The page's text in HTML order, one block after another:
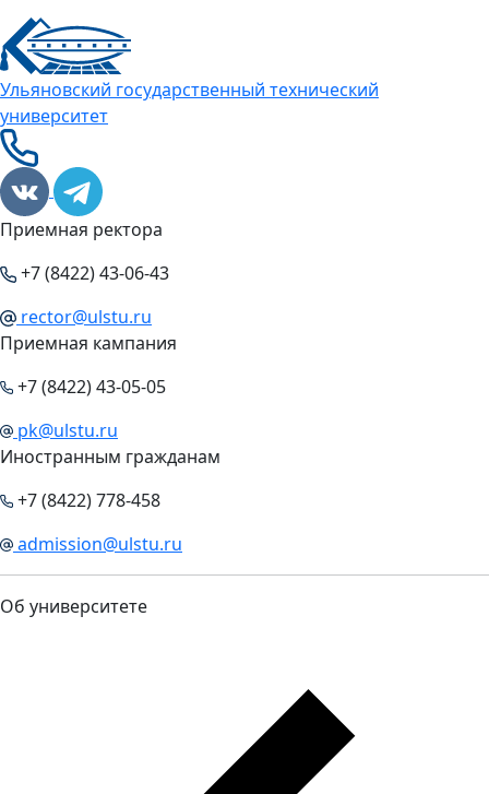
Ульяновский государственный технический
университет
Приемная ректора
+7 (8422) 43-06-43
rector@ulstu.ru
Приемная кампания
+7 (8422) 43-05-05
pk@ulstu.ru
Иностранным гражданам
+7 (8422) 778-458
admission@ulstu.ru
Об университете